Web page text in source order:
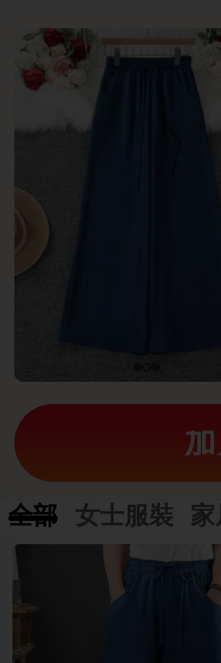
全部 女士服裝